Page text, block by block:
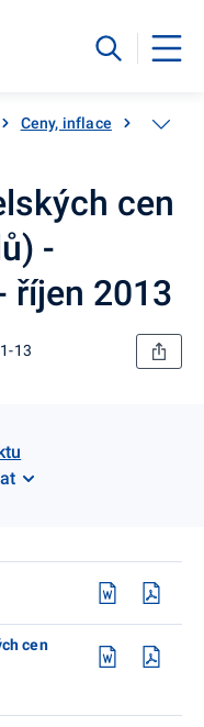
Ceny, inflace
cen
-
říjen 2013
13
cen